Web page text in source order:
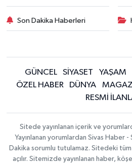
Son Dakika Haberleri
GÜNCEL SİYASET YAŞAM
ÖZEL HABER
DÜNYA
RESMİ
Sitede yayınlanan içerik ve
Yayınlanan yorumlardan Sivas Haber
Dakika sorumlu tutulamaz. Sitedeki
açılır. Sitemizde yayınlanan haber,